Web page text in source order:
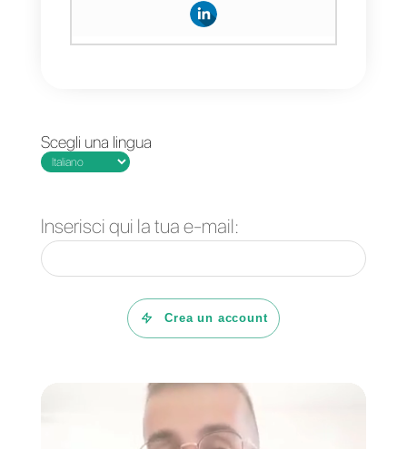
un’organizzazione chiara insieme
Se vuoi saperne di più su
migliorare i processi di
comunicazione con i tuoi clienti,
puoi fare clic qui.
Domande Frequenti